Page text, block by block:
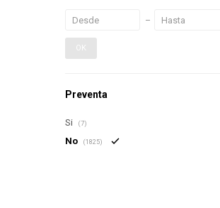
OK
Preventa
Si (7)
No (1825)